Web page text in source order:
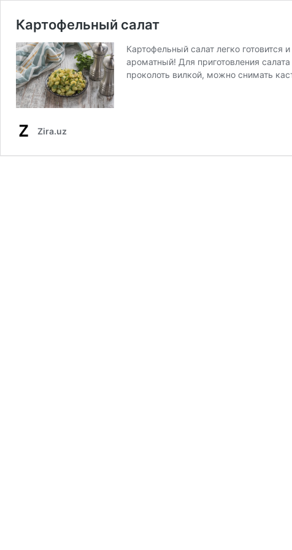
Картофельный салат
Картофельный салат легко
ароматный! Для приготовления
проколоть вилкой, можно снимать
Zira.uz